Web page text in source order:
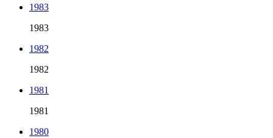
1983
1983
1982
1982
1981
1981
1980